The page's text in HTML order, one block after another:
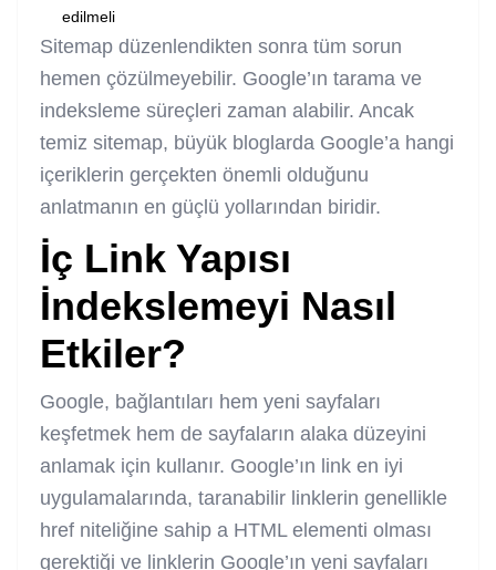
edilmeli
Sitemap düzenlendikten sonra tüm sorun
hemen çözülmeyebilir. Google’ın tarama ve
indeksleme süreçleri zaman alabilir. Ancak
temiz sitemap, büyük bloglarda Google’a hangi
içeriklerin gerçekten önemli olduğunu
anlatmanın en güçlü yollarından biridir.
İç Link Yapısı
İndekslemeyi Nasıl
Etkiler?
Google, bağlantıları hem yeni sayfaları
keşfetmek hem de sayfaların alaka düzeyini
anlamak için kullanır. Google’ın link en iyi
uygulamalarında, taranabilir linklerin genellikle
href niteliğine sahip a HTML elementi olması
gerektiği ve linklerin Google’ın yeni sayfaları